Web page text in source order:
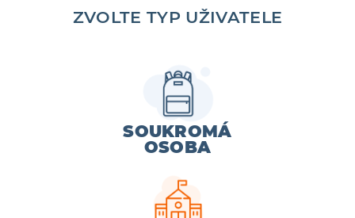
ZVOLTE TYP UŽIVATELE
SOUKROMÁ
OSOBA